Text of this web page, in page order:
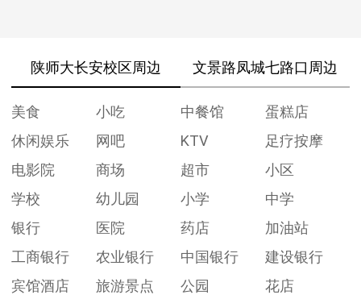
陕师大长安校区周边 文景路凤城七路口周边
美食 小吃 中餐馆
蛋糕店
休闲娱乐
网吧 KTV
足疗按摩
电影院
商场 超市
小区
学校
幼儿园 小学
中学
银行
医院 药店
加油站
工商银行
农业银行 中国银行
建设银行
宾馆酒店
旅游景点 公园
花店